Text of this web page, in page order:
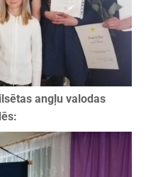
angļu valodas